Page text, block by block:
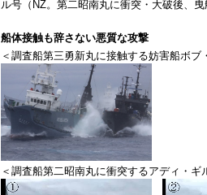
ル号（NZ。第二昭南丸に衝突・大破後、
船体接触も辞さない悪質な攻撃
＜調査船第三勇新丸に接触する妨害船ボ
＜調査船第二昭南丸に衝突するアディ・ギ